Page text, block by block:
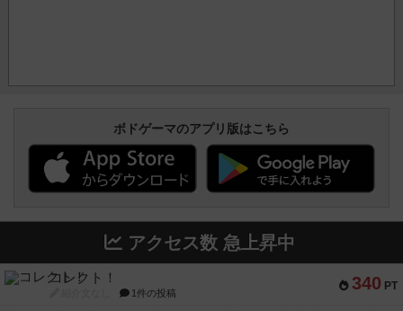
ボドゲーマのアプリ版はこちら
アクセス数 急上昇中
340 PT
コレクト！
1件の投稿